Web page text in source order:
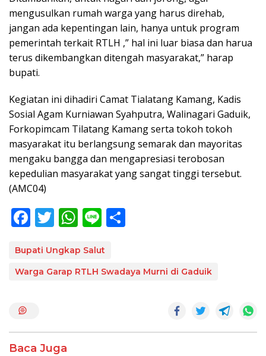
mengusulkan rumah warga yang harus direhab,
jangan ada kepentingan lain, hanya untuk program
pemerintah terkait RTLH ,” hal ini luar biasa dan harua
terus dikembangkan ditengah masyarakat,” harap
bupati.
Kegiatan ini dihadiri Camat Tialatang Kamang, Kadis
Sosial Agam Kurniawan Syahputra, Walinagari Gaduik,
Forkopimcam Tilatang Kamang serta tokoh tokoh
masyarakat itu berlangsung semarak dan mayoritas
mengaku bangga dan mengapresiasi terobosan
kepedulian masyarakat yang sangat tinggi tersebut.
(AMC04)
F
e
b
k
T
itt
er
W
at
s
p
Li
e
e
Bupati Ungkap Salut
Warga Garap RTLH Swadaya Murni di Gaduik
Baca Juga